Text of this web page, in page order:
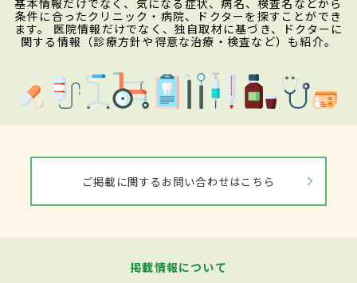
条件に合ったクリニック・病院、ドクターを探すことができ
ます。 医院情報だけでなく、独自取材に基づき、ドクターに
関する情報（診療方針や得意な治療・検査など）も紹介。
ご掲載に関するお問い合わせはこちら
掲載情報について